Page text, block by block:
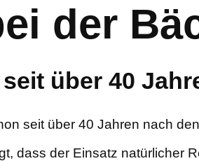
der
über 40
seit über 40 Jahren nach
dass der Einsatz natürlicher